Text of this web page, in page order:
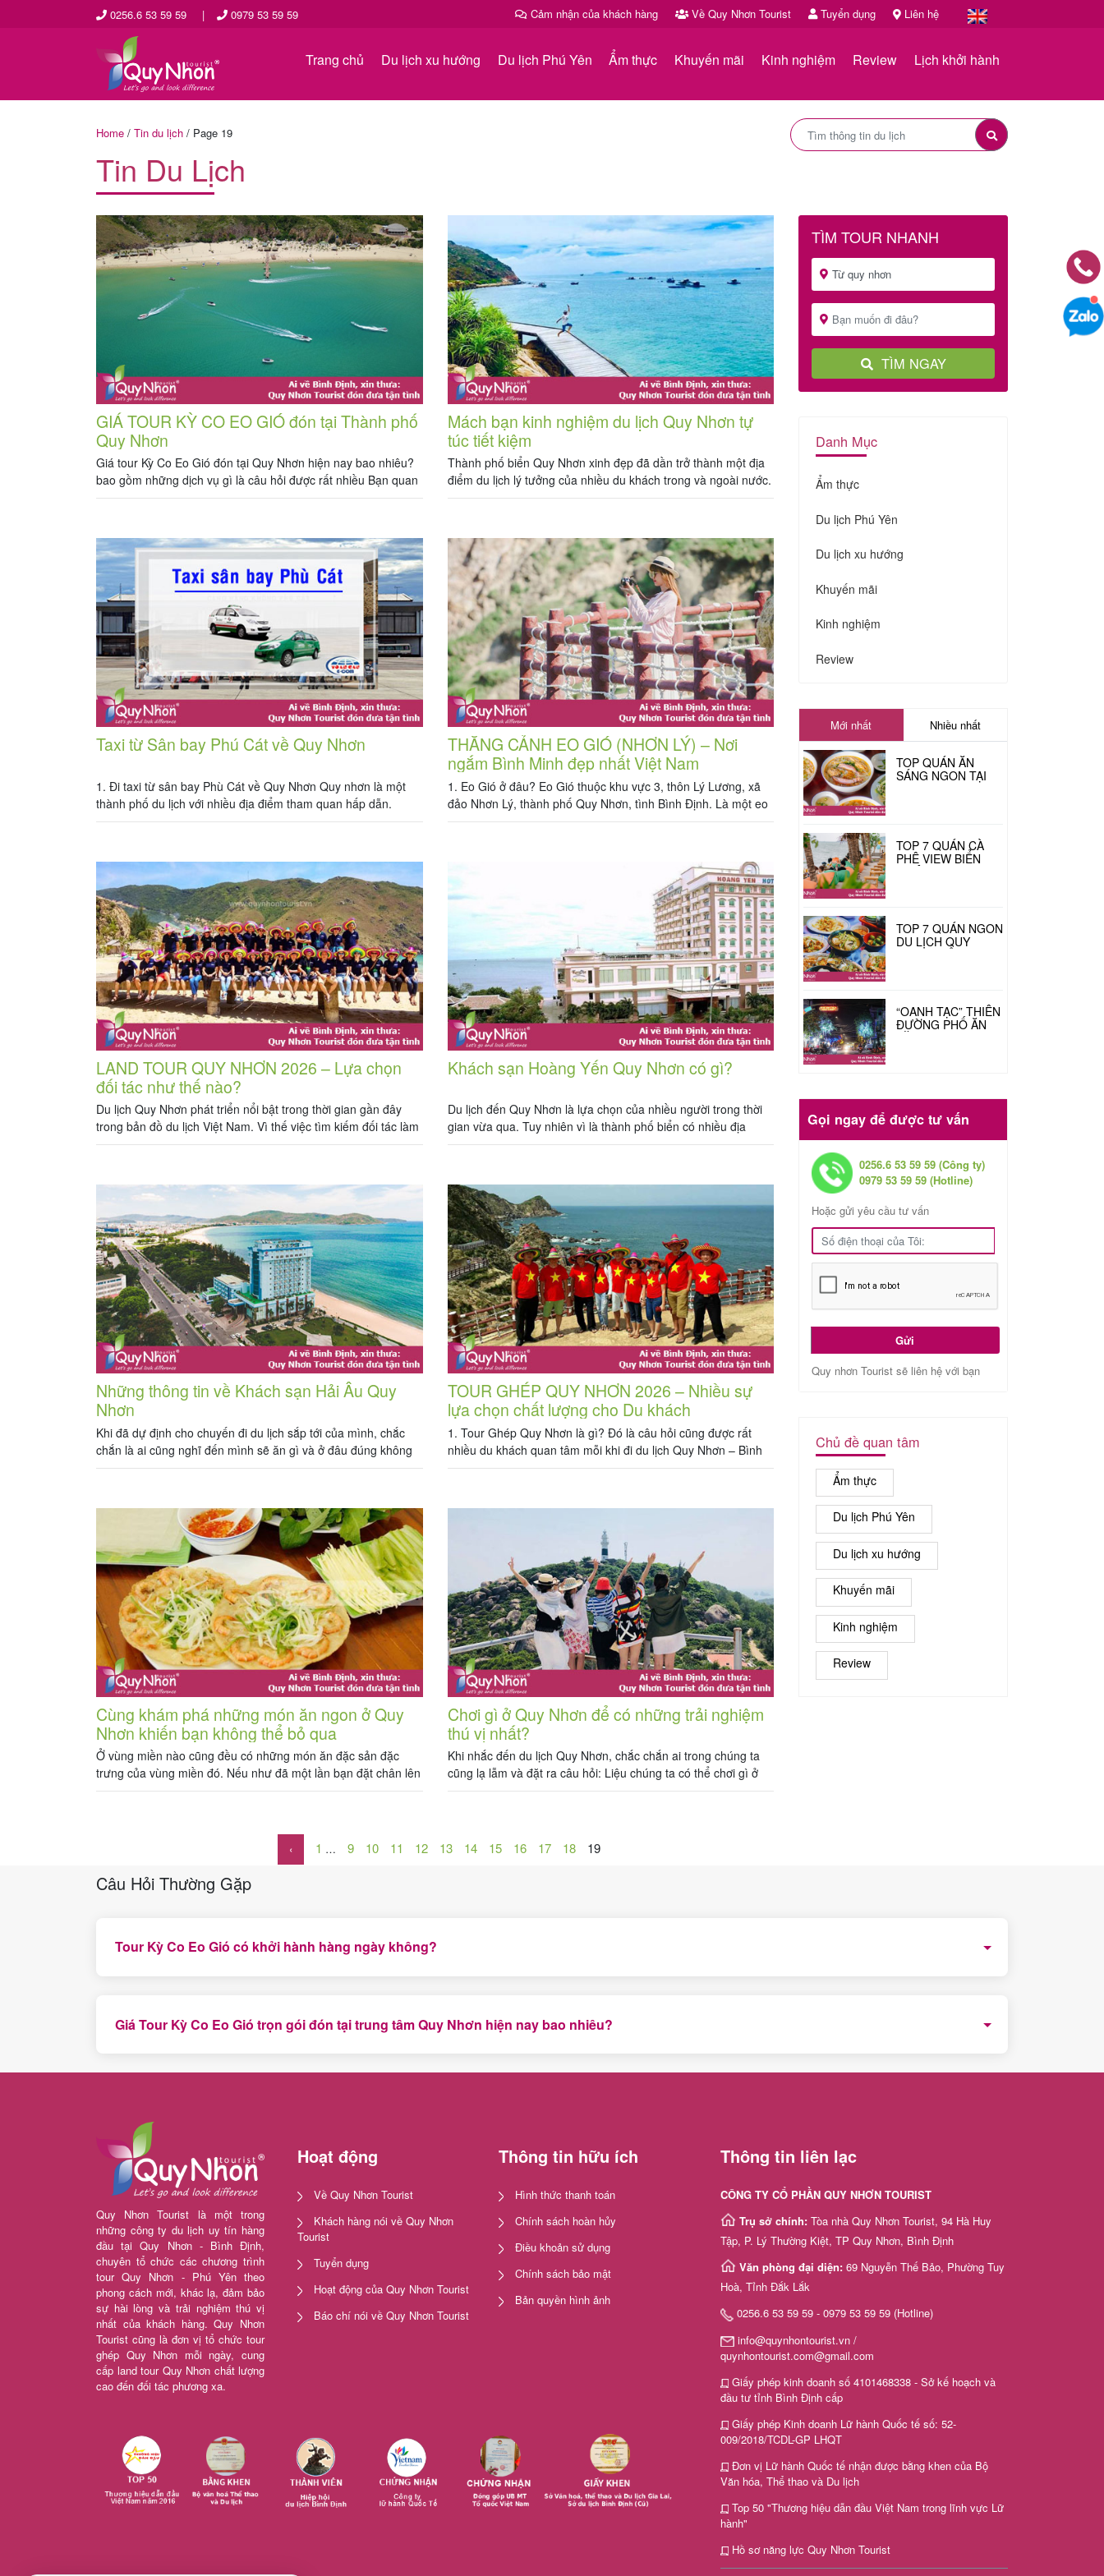
0256.6 53 59 59 | 0979 53 59 59 Cảm nhận của khách hàng Về Quy Nhơn Tourist Tuyển dụng Liên hệ
Trang chủ Du lịch xu hướng Du lịch Phú Yên Ẩm thực Khuyến mãi Kinh nghiệm Review Lịch khởi hành
Home / Tin du lịch / Page 19
Tin Du Lịch
GIÁ TOUR KỲ CO EO GIÓ đón tại Thành phố
Quy Nhơn
Giá tour Kỳ Co Eo Gió đón tại Quy Nhơn hiện nay bao nhiêu?
bao gồm những dịch vụ gì là câu hỏi được rất nhiều Bạn quan
tâm khi lên kế hoạch cho chuyến du lịch Quy Nhơn – Bình
Mách bạn kinh nghiệm du lịch Quy Nhơn tự
túc tiết kiệm
Thành phố biển Quy Nhơn xinh đẹp đã dần trở thành một địa
điểm du lịch lý tưởng của nhiều du khách trong và ngoài nước.
Sở hữu một vẻ đẹp hoang sơ, những bãi biển dài xanh trong,
Taxi từ Sân bay Phú Cát về Quy Nhơn
1. Đi taxi từ sân bay Phù Cát về Quy Nhơn Quy nhơn là một
thành phố du lịch với nhiều địa điểm tham quan hấp dẫn.
Phương tiện đến Quy Nhơn – Bình định có rất nhiều. Những
THẮNG CẢNH EO GIÓ (NHƠN LÝ) – Nơi
ngắm Bình Minh đẹp nhất Việt Nam
1. Eo Gió ở đâu? Eo Gió thuộc khu vực 3, thôn Lý Lương, xã
đảo Nhơn Lý, thành phố Quy Nhơn, tình Bình Định. Là một eo
biển xanh, đẹp hình vòng cung được những rặng núi đá cao
LAND TOUR QUY NHƠN 2026 – Lựa chọn
đối tác như thế nào?
Du lịch Quy Nhơn phát triển nổi bật trong thời gian gần đây
trong bản đồ du lịch Việt Nam. Vì thế việc tìm kiếm đối tác làm
Land Tour Quy Nhơn uy tín cũng như làm thế nào để lựa chọn
Khách sạn Hoàng Yến Quy Nhơn có gì?
Du lịch đến Quy Nhơn là lựa chọn của nhiều người trong thời
gian vừa qua. Tuy nhiên vì là thành phố biển có nhiều địa
điểm du lịch nên việc có quá nhiều khách sạn mọc lên là
Những thông tin về Khách sạn Hải Âu Quy
Nhơn
Khi đã dự định cho chuyến đi du lịch sắp tới của mình, chắc
chắn là ai cũng nghĩ đến mình sẽ ăn gì và ở đâu đúng không
nào. Bạn đã đến với thành phố Quy Nhơn xinh đẹp lần nào
TOUR GHÉP QUY NHƠN 2026 – Nhiều sự
lựa chọn chất lượng cho Du khách
1. Tour Ghép Quy Nhơn là gì? Đó là câu hỏi cũng được rất
nhiều du khách quan tâm mỗi khi đi du lịch Quy Nhơn – Bình
Định. Tour ghép Quy Nhơn là những tour kết hợp nhiều đoàn
Cùng khám phá những món ăn ngon ở Quy
Nhơn khiến bạn không thể bỏ qua
Ở vùng miền nào cũng đều có những món ăn đặc sản đặc
trưng của vùng miền đó. Nếu như đã một lần bạn đặt chân lên
thành phố biển xinh đẹp Quy Nhơn, bạn không chỉ trải nghiệm
Chơi gì ở Quy Nhơn để có những trải nghiệm
thú vị nhất?
Khi nhắc đến du lịch Quy Nhơn, chắc chắn ai trong chúng ta
cũng lạ lẫm và đặt ra câu hỏi: Liệu chúng ta có thể chơi gì ở
Quy Nhơn được nhỉ? Chúng ta thường nghe nói đến những
‹ 1 … 9 10 11 12 13 14 15 16 17 18 19
TÌM TOUR NHANH
TÌM NGAY
Danh Mục
Ẩm thực
Du lịch Phú Yên
Du lịch xu hướng
Khuyến mãi
Kinh nghiệm
Review
Mới nhất Nhiều nhất
TOP QUÁN ĂN
SÁNG NGON TẠI
TOP 7 QUÁN CÀ
PHÊ VIEW BIỂN
TRIỆU ĐÔ TẠI QUY
TOP 7 QUÁN NGON
DU LỊCH QUY
NHƠN CHỈ NGƯỜI
“OANH TẠC” THIÊN
ĐƯỜNG PHỐ ĂN
VẶT PHAN BỘI
Gọi ngay để được tư vấn
0256.6 53 59 59 (Công ty)
0979 53 59 59 (Hotline)
Hoặc gửi yêu cầu tư vấn
Gửi
Quy nhơn Tourist sẽ liên hệ với bạn
Chủ đề quan tâm
Ẩm thực
Du lịch Phú Yên
Du lịch xu hướng
Khuyến mãi
Kinh nghiệm
Review
Câu Hỏi Thường Gặp
Tour Kỳ Co Eo Gió có khởi hành hàng ngày không?
Giá Tour Kỳ Co Eo Gió trọn gói đón tại trung tâm Quy Nhơn hiện nay bao nhiêu?
Quy Nhơn Tourist là một trong
những công ty du lịch uy tín hàng
đầu tại Quy Nhơn - Bình Định,
chuyên tổ chức các chương trình
tour Quy Nhơn - Phú Yên theo
phong cách mới, khác lạ, đảm bảo
sự hài lòng và trải nghiệm thú vị
nhất của khách hàng. Quy Nhơn
Tourist cũng là đơn vị tổ chức tour
ghép Quy Nhơn mỗi ngày, cung
cấp land tour Quy Nhơn chất lượng
cao đến đối tác phương xa.
Hoạt động
Về Quy Nhơn Tourist
Khách hàng nói về Quy Nhơn
Tourist
Tuyển dụng
Hoạt động của Quy Nhơn Tourist
Báo chí nói về Quy Nhơn Tourist
Thông tin hữu ích
Hình thức thanh toán
Chính sách hoàn hủy
Điều khoản sử dụng
Chính sách bảo mật
Bản quyền hình ảnh
Thông tin liên lạc
CÔNG TY CỔ PHẦN QUY NHƠN TOURIST
Trụ sở chính: Tòa nhà Quy Nhơn Tourist, 94 Hà Huy
Tập, P. Lý Thường Kiệt, TP Quy Nhơn, Bình Định
Văn phòng đại diện: 69 Nguyễn Thế Bảo, Phường Tuy
Hoà, Tỉnh Đắk Lắk
0256.6 53 59 59 - 0979 53 59 59 (Hotline)
info@quynhontourist.vn /
quynhontourist.com@gmail.com
Giấy phép kinh doanh số 4101468338 - Sở kế hoạch và
đầu tư tỉnh Bình Định cấp
Giấy phép Kinh doanh Lữ hành Quốc tế số: 52-
009/2018/TCDL-GP LHQT
Đơn vị Lữ hành Quốc tế nhận được bằng khen của Bộ
Văn hóa, Thể thao và Du lịch
Top 50 "Thương hiệu dẫn đầu Việt Nam trong lĩnh vực Lữ
hành"
Hồ sơ năng lực Quy Nhơn Tourist